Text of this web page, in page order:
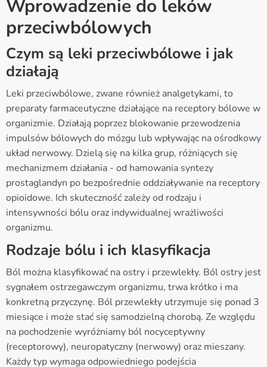
Wprowadzenie do leków
przeciwbólowych
Czym są leki przeciwbólowe i jak
działają
Leki przeciwbólowe, zwane również analgetykami, to
preparaty farmaceutyczne działające na receptory bólowe w
organizmie. Działają poprzez blokowanie przewodzenia
impulsów bólowych do mózgu lub wpływając na ośrodkowy
układ nerwowy. Dzielą się na kilka grup, różniących się
mechanizmem działania - od hamowania syntezy
prostaglandyn po bezpośrednie oddziaływanie na receptory
opioidowe. Ich skuteczność zależy od rodzaju i
intensywności bólu oraz indywidualnej wrażliwości
organizmu.
Rodzaje bólu i ich klasyfikacja
Ból można klasyfikować na ostry i przewlekły. Ból ostry jest
sygnałem ostrzegawczym organizmu, trwa krótko i ma
konkretną przyczynę. Ból przewlekły utrzymuje się ponad 3
miesiące i może stać się samodzielną chorobą. Ze względu
na pochodzenie wyróżniamy ból nocyceptywny
(receptorowy), neuropatyczny (nerwowy) oraz mieszany.
Każdy typ wymaga odpowiedniego podejścia